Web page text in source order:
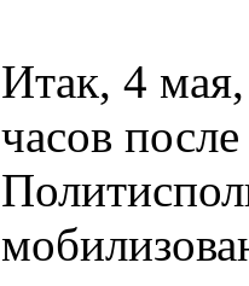
Итак, 4 мая,
часов